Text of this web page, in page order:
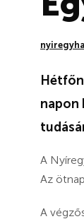
napon
A
Az
A